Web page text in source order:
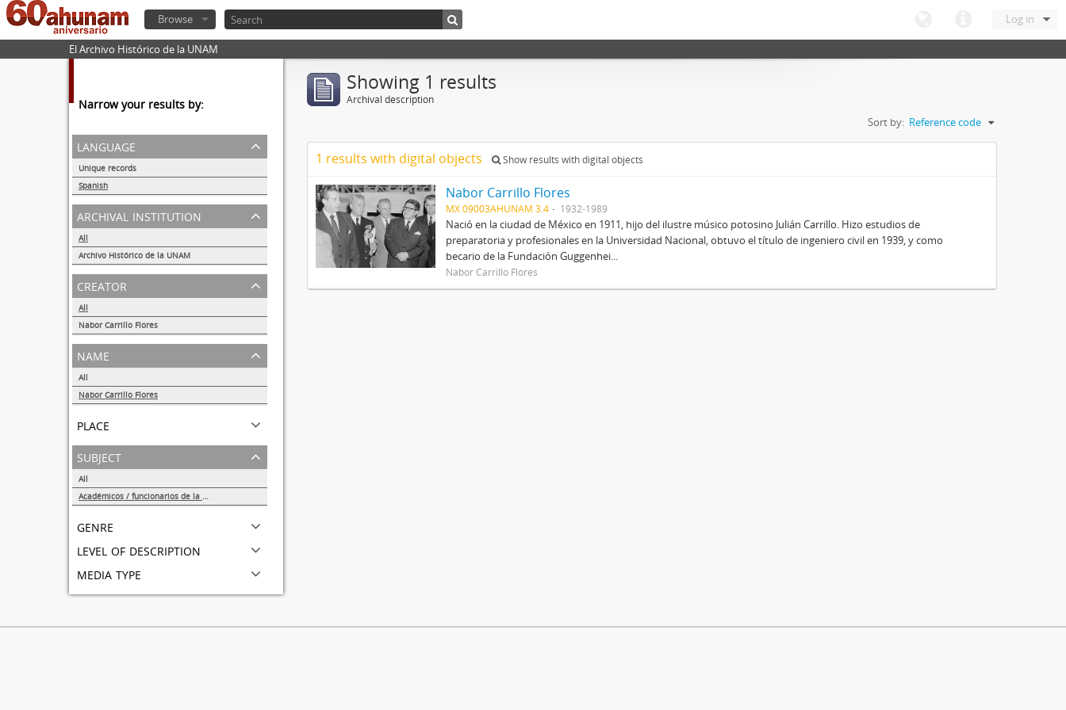
Log in
Browse
El Archivo Histórico de la UNAM
Narrow your results by:
language
Unique records
Spanish
1
archival institution
All
Archivo Histórico de la UNAM
1
creator
All
Nabor Carrillo Flores
1
name
All
Nabor Carrillo Flores
place
subject
All
Académicos / funcionarios de la Universidad
genre
level of description
media type
Showing 1 results
Archival description
Sort by: Reference code
1 results with digital objects Show results with digital objects
Nabor Carrillo Flores
MX 09003AHUNAM 3.4 1932-1989
Nació en la ciudad de México en 1911, hijo del ilustre músico potosino Julián Carrillo. Hizo estudios de
preparatoria y profesionales en la Universidad Nacional, obtuvo el título de ingeniero civil en 1939, y como
becario de la Fundación Guggenhei...
Nabor Carrillo Flores